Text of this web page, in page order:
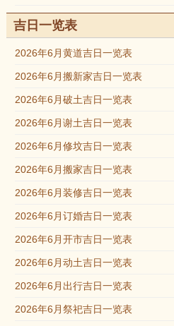
吉日一览表
2026年6月黄道吉日一览表
2026年6月搬新家吉日一览表
2026年6月破土吉日一览表
2026年6月谢土吉日一览表
2026年6月修坟吉日一览表
2026年6月搬家吉日一览表
2026年6月装修吉日一览表
2026年6月订婚吉日一览表
2026年6月开市吉日一览表
2026年6月动土吉日一览表
2026年6月出行吉日一览表
2026年6月祭祀吉日一览表